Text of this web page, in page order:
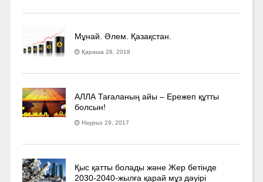
Мұнай. Әлем. Қазақстан.
Қараша 28, 2018
АЛЛА Тағаланың айы – Ережеп құтты
болсын!
Наурыз 29, 2017
Қыс қатты болады және Жер бетінде
2030-2040­-жылға қарай мұз дәуірі